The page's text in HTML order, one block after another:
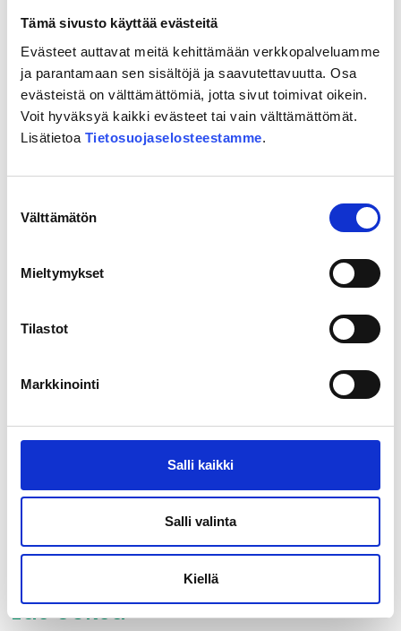
Tämä sivusto käyttää evästeitä
Evästeet auttavat meitä kehittämään verkkopalveluamme
ja parantamaan sen sisältöjä ja saavutettavuutta. Osa
evästeistä on välttämättömiä, jotta sivut toimivat oikein.
Voit hyväksyä kaikki evästeet tai vain välttämättömät.
Lisätietoa Tietosuojaselosteestamme.
valinta
Välttämätön
Mieltymykset
Tilastot
Markkinointi
Salli kaikki
Salli valinta
Kiellä
representant för kontaktmyndigheten är
ordförande för evenemangen.
Under tillfällena finns det tid för frågor och
diskussion vid kartorna. Varmt välkommen att höra
mer och diskutera med oss!
Läs mer om möjligheterna att delta
Tillstånds- och tillsynsverkets meddelande
Ytterligare information ges av Östbanan Ab:s
Läs också